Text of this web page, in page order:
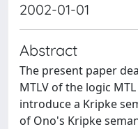
2002-01-01
Abstract
The present paper
MTLV of the logic
introduce a Kripke
of Ono's Kripke